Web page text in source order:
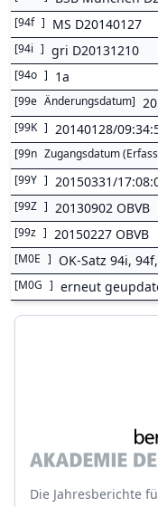
[94f ] MS D20140127
[94i ] gri D20131210
[94o ] 1a
[99e Änderungsdatum]
[99K ] 20140128/
[99n Zugangsdatum
[99Y ] 20150331/
[99Z ] 20130902 OBVB
[99z ] 20150227 OBVB
[M0E ] OK-Satz 94i,
[M0G ] erneut
Die Jahresberichte